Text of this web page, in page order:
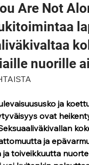
Are Not
nuorille
ja
ovat
ja
ja toiveikkuutta